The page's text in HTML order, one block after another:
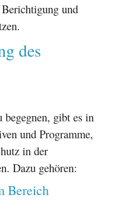
und
des
begegnen, gibt es in
und Programme,
in der
Dazu gehören:
Bereich